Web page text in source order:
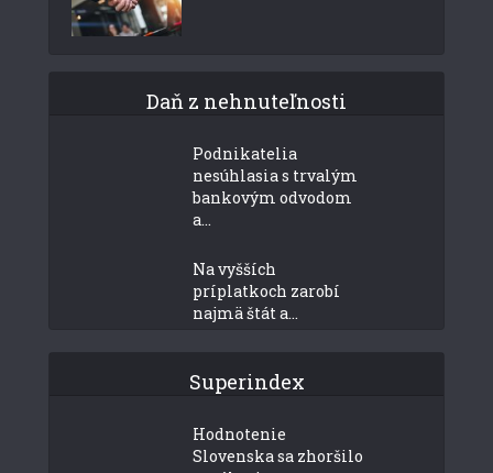
Daň z nehnuteľnosti
Podnikatelia
nesúhlasia s trvalým
bankovým odvodom
a...
Na vyšších
príplatkoch zarobí
najmä štát a...
Superindex
Hodnotenie
Slovenska sa zhoršilo